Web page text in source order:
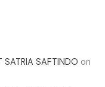
SAFTINDO on